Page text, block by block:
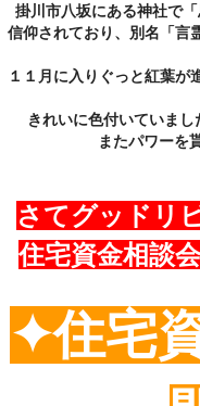
掛川市八坂にある神社で
信仰されており、別名「言
１１月に入りぐっと紅葉が
きれいに色付いていまし
またパワーを
さてグッドリ
住宅資金相談
✦住宅